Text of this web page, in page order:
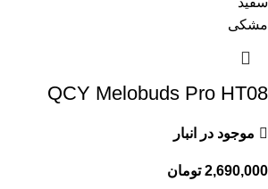
مشکی
QCY Melobuds Pro HT08
موجود در انبار
2,690,000 تومان